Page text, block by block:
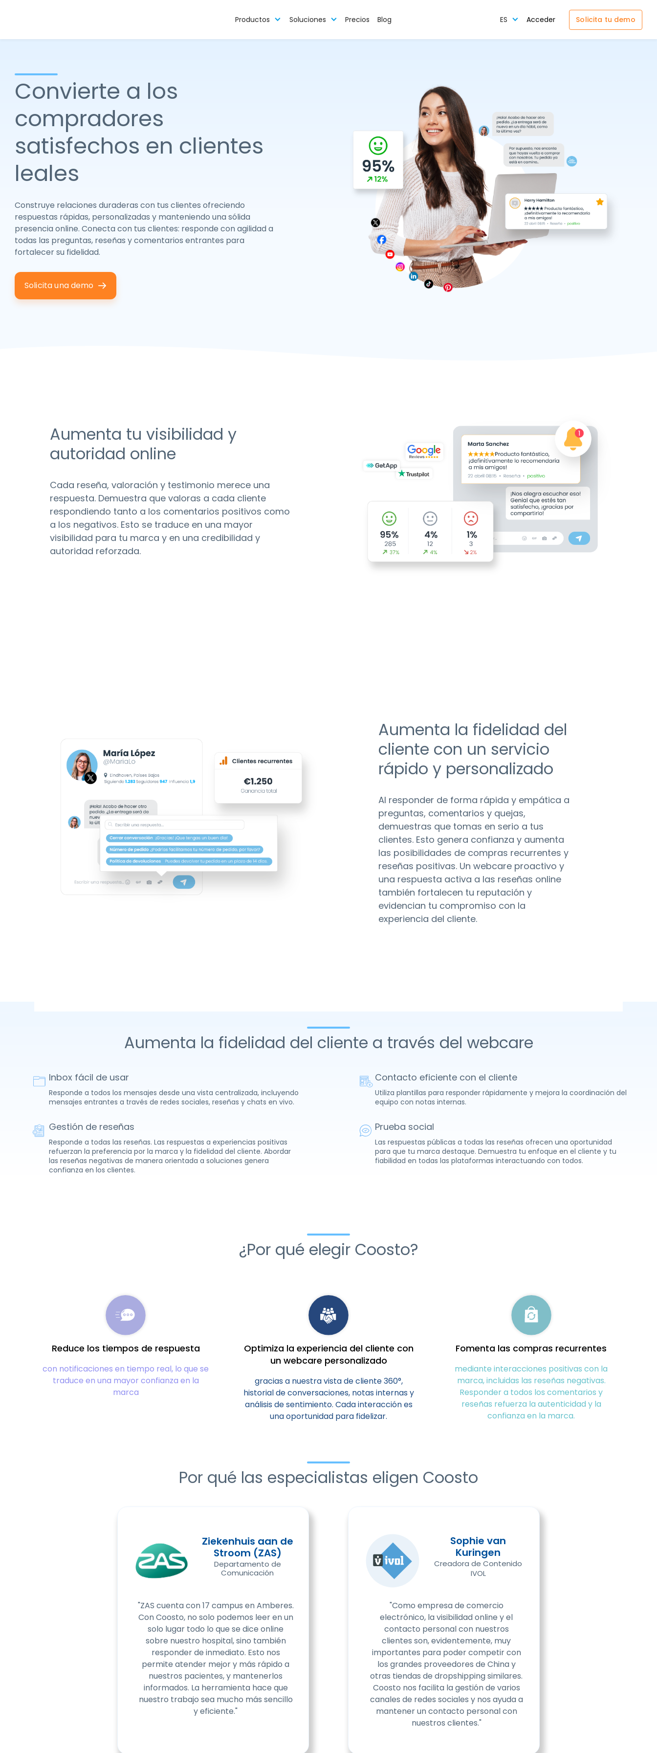
Productos Soluciones Precios Blog ES Acceder Solicita tu demo
Convierte a los
compradores
satisfechos en clientes
leales
Construye relaciones duraderas con tus clientes ofreciendo
respuestas rápidas, personalizadas y manteniendo una sólida
presencia online. Conecta con tus clientes: responde con agilidad a
todas las preguntas, reseñas y comentarios entrantes para
fortalecer su fidelidad.
Solicita una demo
Aumenta tu visibilidad y
autoridad online
Cada reseña, valoración y testimonio merece una
respuesta. Demuestra que valoras a cada cliente
respondiendo tanto a los comentarios positivos como
a los negativos. Esto se traduce en una mayor
visibilidad para tu marca y en una credibilidad y
autoridad reforzada.
Aumenta la fidelidad del
cliente con un servicio
rápido y personalizado
Al responder de forma rápida y empática a
preguntas, comentarios y quejas,
demuestras que tomas en serio a tus
clientes. Esto genera confianza y aumenta
las posibilidades de compras recurrentes y
reseñas positivas. Un webcare proactivo y
una respuesta activa a las reseñas online
también fortalecen tu reputación y
evidencian tu compromiso con la
experiencia del cliente.
Aumenta la fidelidad del cliente a través del webcare
Inbox fácil de usar
Responde a todos los mensajes desde una vista centralizada, incluyendo
mensajes entrantes a través de redes sociales, reseñas y chats en vivo.
Contacto eficiente con el cliente
Utiliza plantillas para responder rápidamente y mejora la coordinación del
equipo con notas internas.
Gestión de reseñas
Responde a todas las reseñas. Las respuestas a experiencias positivas
refuerzan la preferencia por la marca y la fidelidad del cliente. Abordar
las reseñas negativas de manera orientada a soluciones genera
confianza en los clientes.
Prueba social
Las respuestas públicas a todas las reseñas ofrecen una oportunidad
para que tu marca destaque. Demuestra tu enfoque en el cliente y tu
fiabilidad en todas las plataformas interactuando con todos.
¿Por qué elegir Coosto?
Reduce los tiempos de respuesta
con notificaciones en tiempo real, lo que se
traduce en una mayor confianza en la
marca
Optimiza la experiencia del cliente con
un webcare personalizado
gracias a nuestra vista de cliente 360°,
historial de conversaciones, notas internas y
análisis de sentimiento. Cada interacción es
una oportunidad para fidelizar.
Fomenta las compras recurrentes
mediante interacciones positivas con la
marca, incluidas las reseñas negativas.
Responder a todos los comentarios y
reseñas refuerza la autenticidad y la
confianza en la marca.
Por qué las especialistas eligen Coosto
Ziekenhuis aan de
Stroom (ZAS)
Departamento de
Comunicación
"ZAS cuenta con 17 campus en Amberes.
Con Coosto, no solo podemos leer en un
solo lugar todo lo que se dice online
sobre nuestro hospital, sino también
responder de inmediato. Esto nos
permite atender mejor y más rápido a
nuestros pacientes, y mantenerlos
informados. La herramienta hace que
nuestro trabajo sea mucho más sencillo
y eficiente."
Sophie van
Kuringen
Creadora de Contenido
IVOL
"Como empresa de comercio
electrónico, la visibilidad online y el
contacto personal con nuestros
clientes son, evidentemente, muy
importantes para poder competir con
los grandes proveedores de China y
otras tiendas de dropshipping similares.
Coosto nos facilita la gestión de varios
canales de redes sociales y nos ayuda a
mantener un contacto personal con
nuestros clientes."